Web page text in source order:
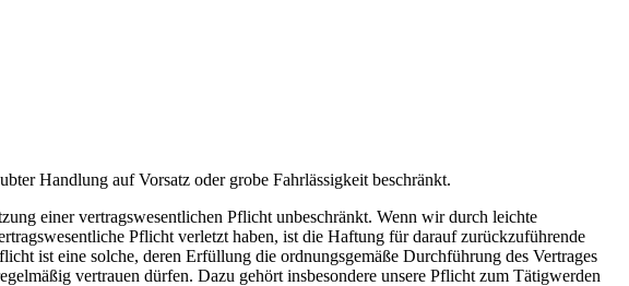
Handlung auf Vorsatz oder grobe Fahrlässigkeit beschränkt.
einer vertragswesentlichen Pflicht unbeschränkt. Wenn wir durch leichte
Pflicht verletzt haben, ist die Haftung für darauf zurückzuführende
ist eine solche, deren Erfüllung die ordnungsgemäße Durchführung des Vertrages
vertrauen dürfen. Dazu gehört insbesondere unsere Pflicht zum Tätigwerden